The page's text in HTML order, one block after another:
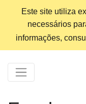
Este site utiliza
necessários
informações,